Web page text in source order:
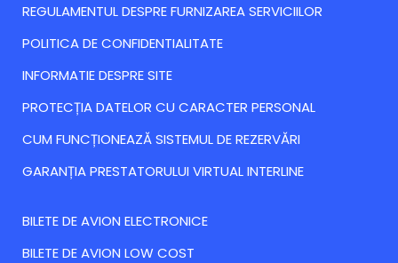
REGULAMENTUL DESPRE FURNIZAREA SERVICIILOR
POLITICA DE CONFIDENTIALITATE
INFORMATIE DESPRE SITE
PROTECȚIA DATELOR CU CARACTER PERSONAL
CUM FUNCȚIONEAZĂ SISTEMUL DE REZERVĂRI
GARANȚIA PRESTATORULUI VIRTUAL INTERLINE
BILETE DE AVION ELECTRONICE
BILETE DE AVION LOW COST